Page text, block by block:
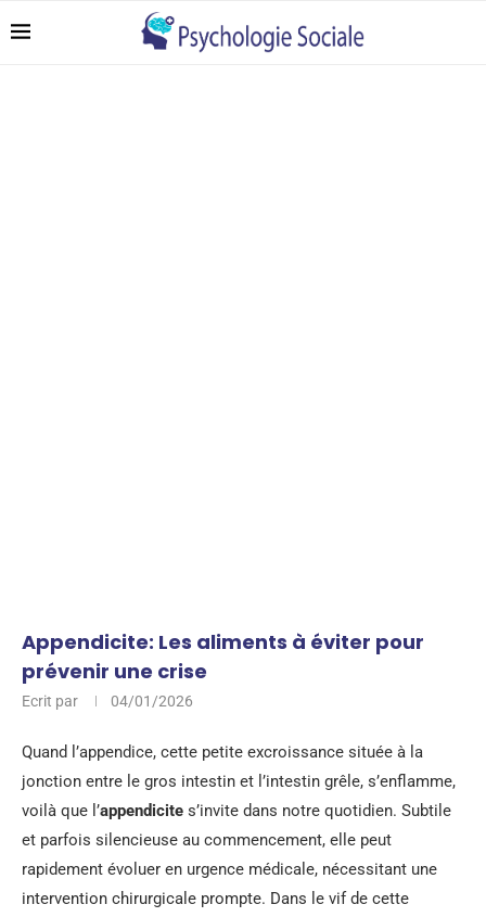
Appendicite: Les aliments à éviter pour
prévenir une crise
Ecrit par 04/01/2026
Quand l’appendice, cette petite excroissance située à la
jonction entre le gros intestin et l’intestin grêle, s’enflamme,
voilà que l’appendicite s’invite dans notre quotidien. Subtile
et parfois silencieuse au commencement, elle peut
rapidement évoluer en urgence médicale, nécessitant une
intervention chirurgicale prompte. Dans le vif de cette